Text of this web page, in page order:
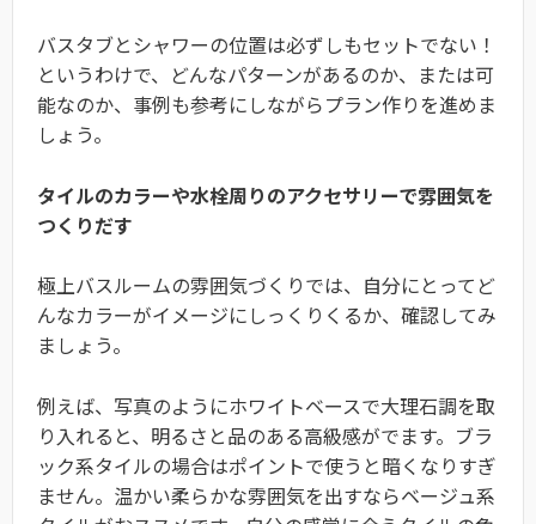
バスタブとシャワーの位置は必ずしもセットでない！
というわけで、どんなパターンがあるのか、または可
能なのか、事例も参考にしながらプラン作りを進めま
しょう。
タイルのカラーや水栓周りのアクセサリーで雰囲気を
つくりだす
極上バスルームの雰囲気づくりでは、自分にとってど
んなカラーがイメージにしっくりくるか、確認してみ
ましょう。
例えば、写真のようにホワイトベースで大理石調を取
り入れると、明るさと品のある高級感がでます。ブラ
ック系タイルの場合はポイントで使うと暗くなりすぎ
ません。温かい柔らかな雰囲気を出すならベージュ系